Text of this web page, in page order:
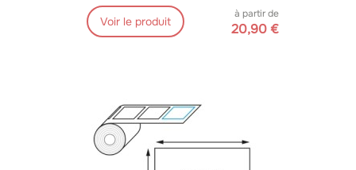
Voir le produit
à partir de
20,90 €